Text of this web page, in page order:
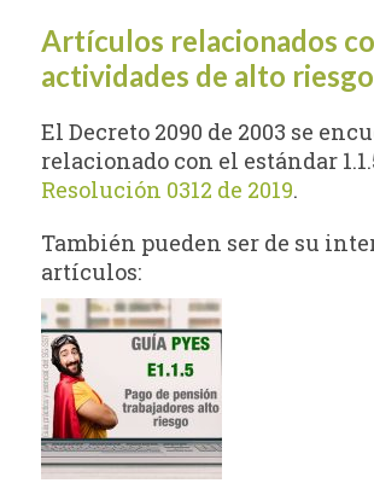
Artículos relacionados
actividades de alto riesgo
El Decreto 2090 de 2003 se
relacionado con el estándar
Resolución 0312 de 2019.
También pueden ser de su
artículos: